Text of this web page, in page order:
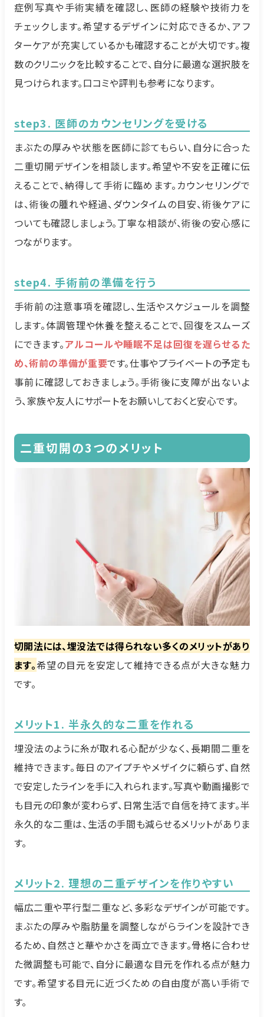
症例写真や手術実績を確認し、医師の経験や技術力を
チェックします。希望するデザインに対応できるか、アフ
ターケアが充実しているかも確認することが大切です。複
数のクリニックを比較することで、自分に最適な選択肢を
見つけられます。口コミや評判も参考になります。
step3. 医師のカウンセリングを受ける
まぶたの厚みや状態を医師に診てもらい、自分に合った
二重切開デザインを相談します。希望や不安を正確に伝
えることで、納得して手術に臨めます。カウンセリングで
は、術後の腫れや経過、ダウンタイムの目安、術後ケアに
ついても確認しましょう。丁寧な相談が、術後の安心感に
つながります。
step4. 手術前の準備を行う
手術前の注意事項を確認し、生活やスケジュールを調整
します。体調管理や休養を整えることで、回復をスムーズ
にできます。アルコールや睡眠不足は回復を遅らせるた
め、術前の準備が重要です。仕事やプライベートの予定も
事前に確認しておきましょう。手術後に支障が出ないよ
う、家族や友人にサポートをお願いしておくと安心です。
二重切開の3つのメリット
切開法には、埋没法では得られない多くのメリットがあり
ます。希望の目元を安定して維持できる点が大きな魅力
です。
メリット1. 半永久的な二重を作れる
埋没法のように糸が取れる心配が少なく、長期間二重を
維持できます。毎日のアイプチやメザイクに頼らず、自然
で安定したラインを手に入れられます。写真や動画撮影で
も目元の印象が変わらず、日常生活で自信を持てます。半
永久的な二重は、生活の手間も減らせるメリットがありま
す。
メリット2. 理想の二重デザインを作りやすい
幅広二重や平行型二重など、多彩なデザインが可能です。
まぶたの厚みや脂肪量を調整しながらラインを設計でき
るため、自然さと華やかさを両立できます。骨格に合わせ
た微調整も可能で、自分に最適な目元を作れる点が魅力
です。希望する目元に近づくための自由度が高い手術で
す。